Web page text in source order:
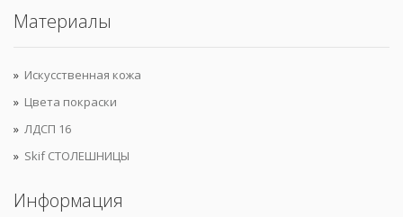
Материалы
Искусственная кожа
Цвета покраски
ЛДСП 16
Skif СТОЛЕШНИЦЫ
Информация